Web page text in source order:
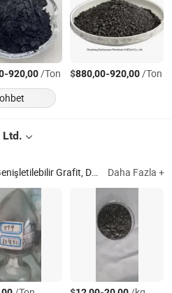
-920,00/Ton $880,00-920,00/Ton
Ltd.
Grafit, Doğal Pul Grafit Daha Fazla +